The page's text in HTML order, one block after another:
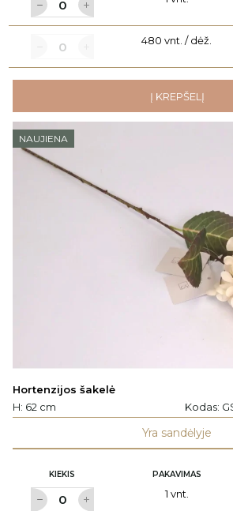
480 vnt. / dėž.
Į KREPŠELĮ
NAUJIENA
Hortenzijos šakelė
H: 62 cm
Kodas:
Yra sandėlyje
KIEKIS PAKAVIMAS
1 vnt.